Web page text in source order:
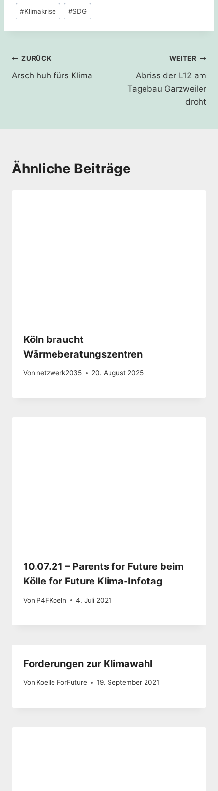
Schlagworte:
#Klimakrise #SDG
Beitragsnavigation
ZURÜCK
Arsch huh fürs Klima
WEITER
Abriss der L12 am
Tagebau Garzweiler
droht
Ähnliche Beiträge
Köln braucht
Wärmeberatungszentren
Von netzwerk2035 20. August 2025
10.07.21 – Parents for Future beim
Kölle for Future Klima-Infotag
Von P4FKoeln 4. Juli 2021
Forderungen zur Klimawahl
Von Koelle ForFuture 19. September 2021